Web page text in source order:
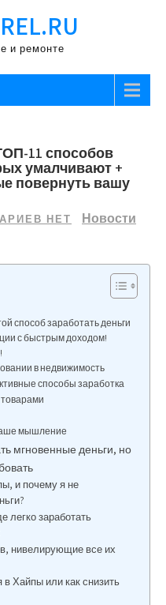
и ремонте
11 способов
умалчивают +
повернуть вашу
НЕТ
Новости
способ заработать деньги
с быстрым доходом!
в недвижимость
способы заработка
мышление
мгновенные деньги, но
и почему я не
легко заработать
нивелирующие все их
Хайпы или как снизить